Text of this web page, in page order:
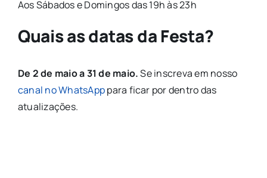
Aos Sábados e Domingos das 19h às 23h
Quais as datas da Festa?
De 2 de maio a 31 de maio.Se inscreva em nosso
canal no WhatsApppara ficar por dentro das
atualizações.